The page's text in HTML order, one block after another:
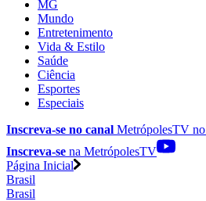
MG
Mundo
Entretenimento
Vida & Estilo
Saúde
Ciência
Esportes
Especiais
Inscreva-se no canal MetrópolesTV no
Inscreva-se na MetrópolesTV
Página Inicial
Brasil
Brasil